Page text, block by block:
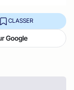
CLASSER
Google